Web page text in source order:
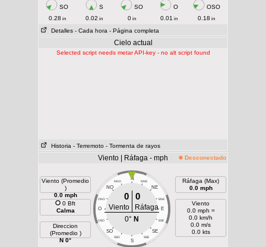
SO S SO O
OSO
0.28 in 0.02 in 0in 0.01 in 0.18 in
Detalles - Cada hora - Página completa
Cielo actual
Selected script needs metar API-key - no alt script found
Historia - Terremoto - Tormenta de rayos
Viento | Ráfaga - mph Desconectado
Viento (Promedio
)
0.0 mph
0 Bft
Calma
Direccion
(Promedio )
N 0°
N
NNO NNE
NO NE
ONO ENE
O E
OSO ESE
SO SE
SSO SSE
S
0 0
Viento
Ráfaga
0° N
Ráfaga (Max)
0.0 mph
Viento
0.0 mph =
0.0 km/h
0.0 m/s
0.0 kts